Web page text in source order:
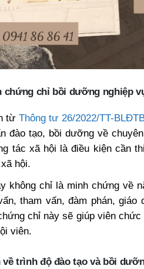
chứng chỉ bồi dưỡng nghiệp
từ Thông tư 26/2022/TT-
đào tạo, bồi dưỡng về
tác xã hội là điều kiện cần
hội.
không chỉ là minh chứng về
tham vấn, đàm phán, giáo
chỉ này sẽ giúp viên
viên.
về trình độ đào tạo và bồi